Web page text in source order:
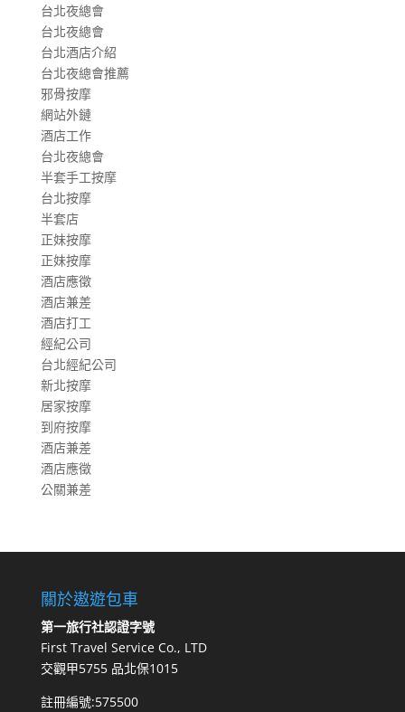
台北夜總會
台北夜總會
台北酒店介紹
台北夜總會推薦
邪骨按摩
網站外鏈
酒店工作
台北夜總會
半套手工按摩
台北按摩
半套店
正妹按摩
正妹按摩
酒店應徵
酒店兼差
酒店打工
經紀公司
台北經紀公司
新北按摩
居家按摩
到府按摩
酒店兼差
酒店應徵
公關兼差
關於遨遊包車
第一旅行社認證字號
First Travel Service Co., LTD
交觀甲5755 品北保1015
註冊編號:575500